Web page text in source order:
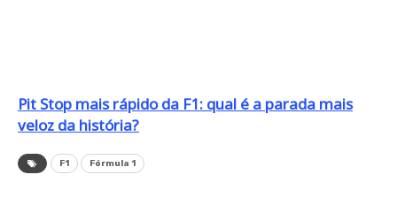
Pit Stop mais rápido da F1: qual é a parada mais
veloz da história?
F1 Fórmula 1